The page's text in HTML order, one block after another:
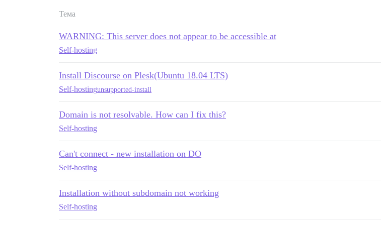
Тема
WARNING: This server does not appear to be accessible at
Self-hosting
Install Discourse on Plesk(Ubuntu 18.04 LTS)
Self-hostingunsupported-install
Domain is not resolvable. How can I fix this?
Self-hosting
Can't connect - new installation on DO
Self-hosting
Installation without subdomain not working
Self-hosting